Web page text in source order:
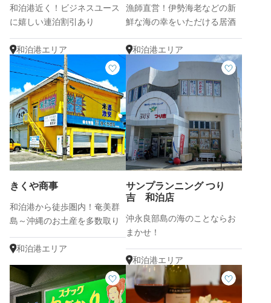
和泊港近く！ビジネスユース
に嬉しい連泊割引あり
和泊港エリア
漁師直営！伊勢海老などの新
鮮な海の幸をいただける居酒
和泊港エリア
きくや商事
和泊港から徒歩圏内！奄美群
島～沖縄のお土産を多数取り
和泊港エリア
サンプランニング つり
吉 和泊店
沖永良部島の海のことならお
まかせ！
和泊港エリア